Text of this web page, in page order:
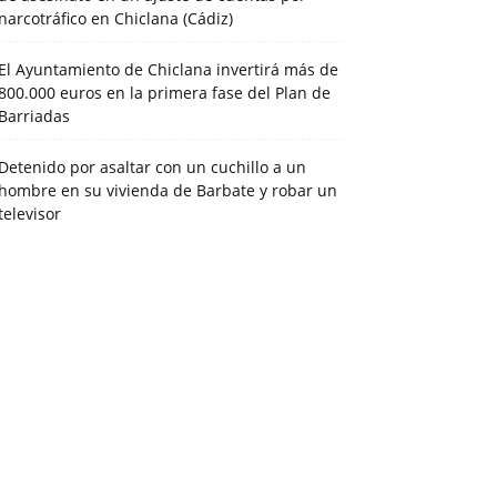
narcotráfico en Chiclana (Cádiz)
El Ayuntamiento de Chiclana invertirá más de
euros en la primera fase del Plan de
Barriadas
Detenido por asaltar con un cuchillo a un
hombre en su vivienda de Barbate y robar un